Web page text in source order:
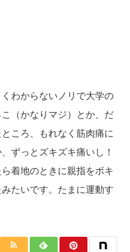
わからないノリで大学の
（かなりマジ）とか、だ
ころ、もれなく筋肉痛に
ずっとズキズキ痛いし！
着地のときに親指をボキ
たいです。たまに運動す